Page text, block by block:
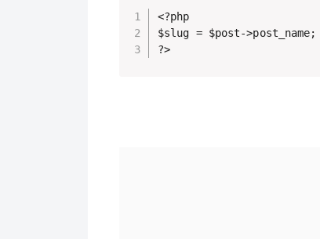
<?php
$slug = $post->post_name;
?>